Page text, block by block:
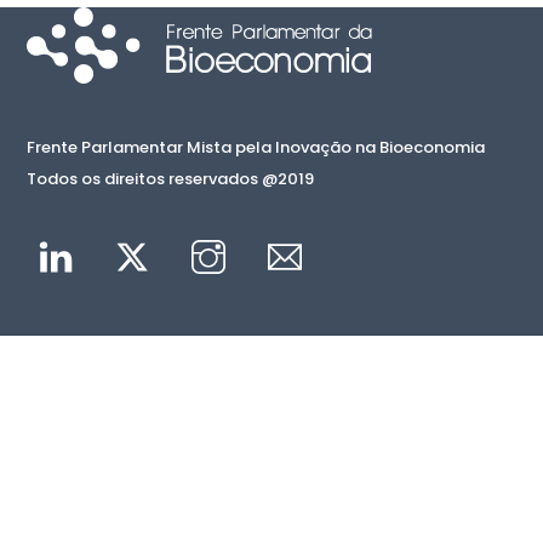
Frente Parlamentar Mista pela Inovação na Bioeconomia
Todos os direitos reservados @2019
Linkedin Twitter Instagram